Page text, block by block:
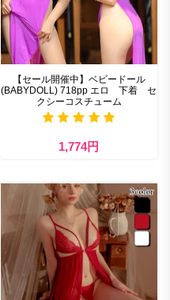
【セール開催中】ベビードール
(BABYDOLL) 718pp エロ 下着 セ
クシーコスチューム
1,774円